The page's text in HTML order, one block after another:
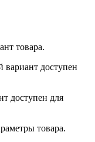
товара.
доступен
доступен для
товара.